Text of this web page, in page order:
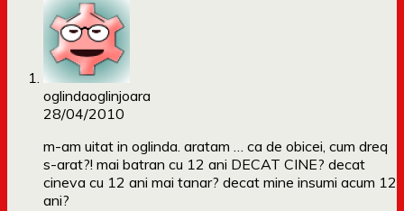
oglindaoglinjoara
28/04/2010
m-am uitat in oglinda. aratam … ca de obicei, cum dreq
s-arat?! mai batran cu 12 ani DECAT CINE? decat
cineva cu 12 ani mai tanar? decat mine insumi acum 12
ani?